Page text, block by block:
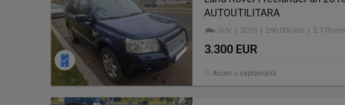
AUTOUTILITARA
SUV | 2010 | 290.000 km | 2.179
3.300 EUR
Acum o săptămână